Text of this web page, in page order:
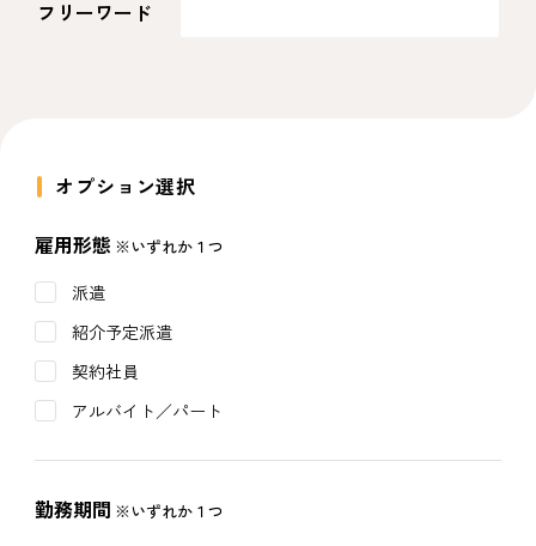
フリーワード
オプション選択
雇用形態 ※いずれか１つ
派遣
紹介予定派遣
契約社員
アルバイト／パート
勤務期間 ※いずれか１つ